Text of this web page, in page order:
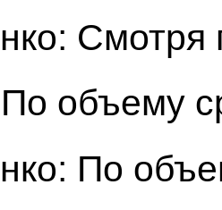
Смотря
объему
По